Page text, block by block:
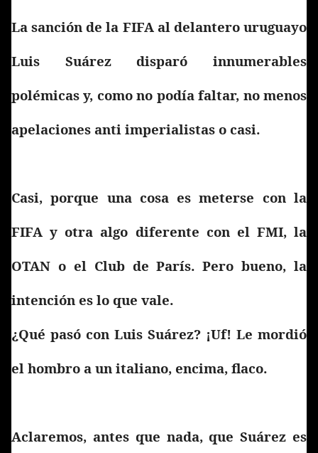
La sanción de la FIFA al delantero uruguayo
Luis Suárez disparó innumerables
polémicas y, como no podía faltar, no menos
apelaciones anti imperialistas o casi.
Casi, porque una cosa es meterse con la
FIFA y otra algo diferente con el FMI, la
OTAN o el Club de París. Pero bueno, la
intención es lo que vale.
¿Qué pasó con Luis Suárez? ¡Uf! Le mordió
el hombro a un italiano, encima, flaco.
Aclaremos, antes que nada, que Suárez es